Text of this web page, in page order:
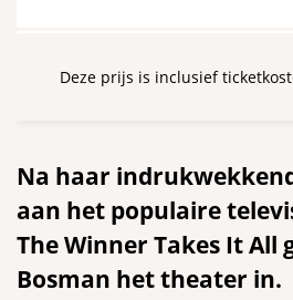
Deze prijs is inclusief
Na haar
aan het populaire
The Winner Takes It All
Bosman het theater in.